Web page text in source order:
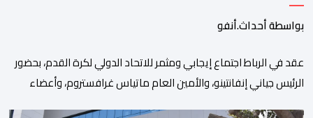
بواسطة أحداث.أنفو
عقد في الرباط اجتماع إيجابي ومثمر للاتحاد الدولي لكرة القدم، بحضور
الرئيس جياني إنفانتينو، والأمين العام ماتياس غرافستروم، وأعضاء